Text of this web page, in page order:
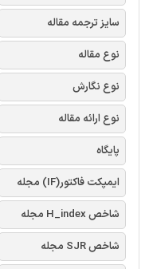
سایز ترجمه مقاله
نوع مقاله
نوع نگارش
نوع ارائه مقاله
پایگاه
ایمپکت فاکتور(IF) مجله
شاخص H_index مجله
شاخص SJR مجله